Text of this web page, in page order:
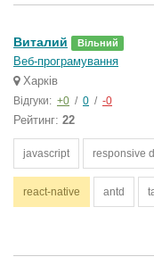
Виталий Вільний
Веб-програмування
Харків
Відгуки: +0 / 0 / -0
Рейтинг: 22
javascript responsive
react-native antd